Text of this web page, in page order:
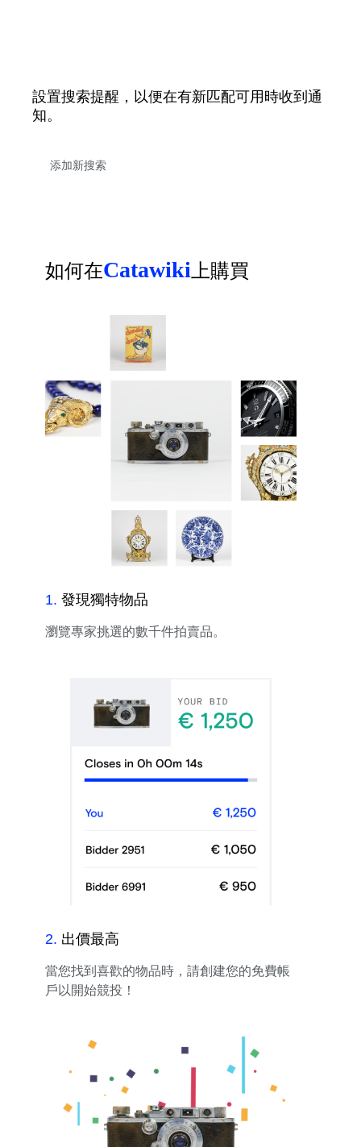
設置搜索提醒，以便在有新匹配可用時收到通
知。
如何在Catawiki 上購買
1. 發現獨特物品
瀏覽專家挑選的數千件拍賣品。
2. 出價最高
當您找到喜歡的物品時，請創建您的免費帳
戶以開始競投！